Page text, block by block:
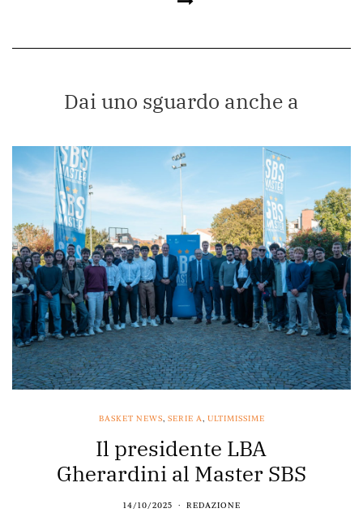
Dai uno sguardo anche a
BASKET NEWS, SERIE A, ULTIMISSIME
Il presidente LBA
Gherardini al Master SBS
14/10/2025 REDAZIONE